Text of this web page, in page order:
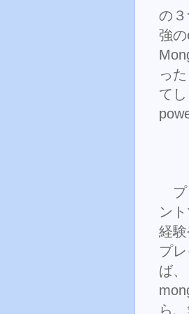
の
強
っ
て
プ
ン
経
プ
ば
ら